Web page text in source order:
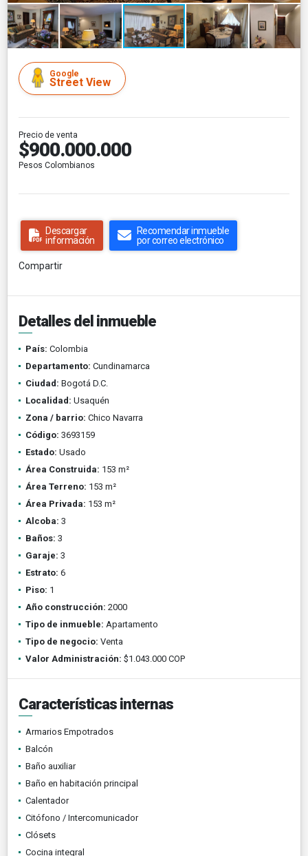
Google
Street View
Precio de venta
$900.000.000
Pesos Colombianos
Descargar
información
Recomendar inmueble
por correo electrónico
Compartir
Detalles del inmueble
País: Colombia
Departamento: Cundinamarca
Ciudad: Bogotá D.C.
Localidad: Usaquén
Zona / barrio: Chico Navarra
Código: 3693159
Estado: Usado
Área Construida: 153 m²
Área Terreno: 153 m²
Área Privada: 153 m²
Alcoba: 3
Baños: 3
Garaje: 3
Estrato: 6
Piso: 1
Año construcción: 2000
Tipo de inmueble: Apartamento
Tipo de negocio: Venta
Valor Administración: $1.043.000 COP
Características internas
Armarios Empotrados
Balcón
Baño auxiliar
Baño en habitación principal
Calentador
Citófono / Intercomunicador
Clósets
Cocina integral